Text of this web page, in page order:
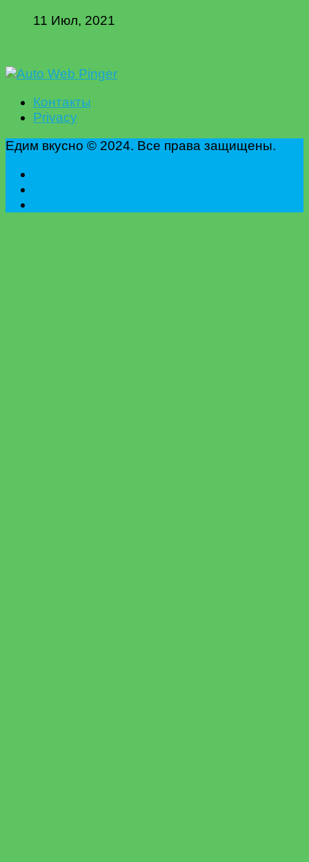
11 Июл, 2021
Контакты
Privacy
Едим вкусно © 2024. Все права защищены.